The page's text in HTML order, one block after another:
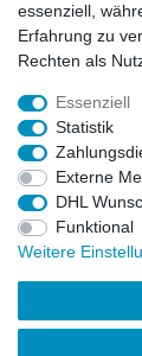
© Copyright
Alle
und
Eigentümer und
Preise nur für
€
LEGO, das
CHIMA,
essenziell,
Erfahrung zu
Rechten als
Essenziell
Statistik
Externe
DHL
Funktional
Weitere